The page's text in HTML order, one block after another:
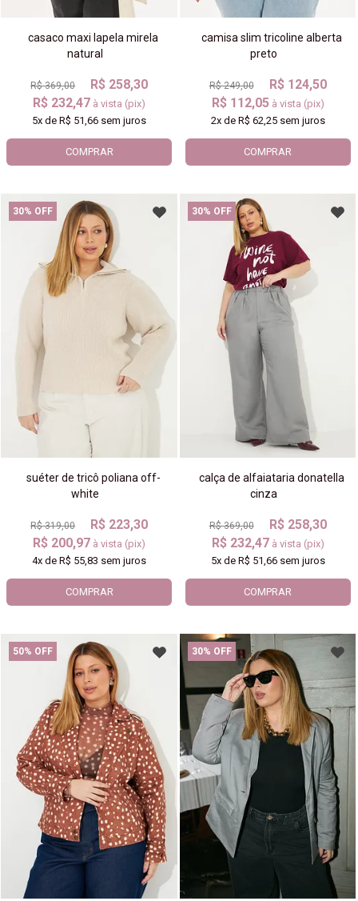
casaco maxi lapela mirela
natural
R$ 369,00
R$ 258,30
R$ 232,47 à vista (pix)
5x deR$ 51,66 sem juros
COMPRAR
camisa slim tricoline alberta
preto
R$ 249,00
R$ 124,50
R$ 112,05 à vista (pix)
2xde R$ 62,25sem juros
COMPRAR
30% OFF
suéter de tricô poliana off-
white
R$ 319,00
R$ 223,30
R$ 200,97 à vista (pix)
4x deR$ 55,83 sem juros
COMPRAR
30% OFF
calça de alfaiataria donatella
cinza
R$ 369,00
R$ 258,30
R$ 232,47 à vista (pix)
5xde R$ 51,66sem juros
COMPRAR
50% OFF 30% OFF